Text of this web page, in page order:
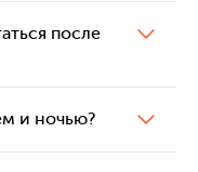
после
и ночью?